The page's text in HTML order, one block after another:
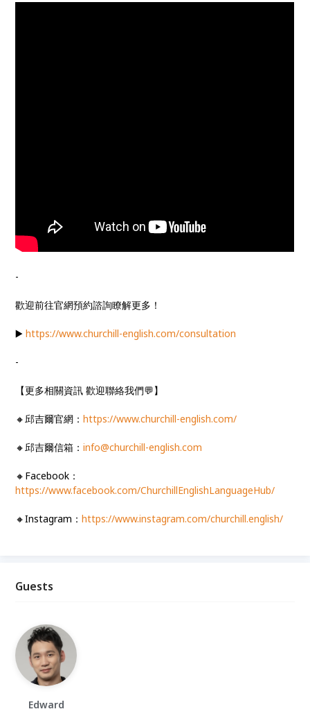
-
歡迎前往官網預約諮詢瞭解更多！
▶️https://www.churchill-english.com/consultation
-
【更多相關資訊 歡迎聯絡我們💬】
🔸邱吉爾官網：https://www.churchill-english.com/
🔸邱吉爾信箱：info@churchill-english.com
🔸Facebook：
https://www.facebook.com/ChurchillEnglishLanguageHub/
🔸Instagram：https://www.instagram.com/churchill.english/
Guests
Edward